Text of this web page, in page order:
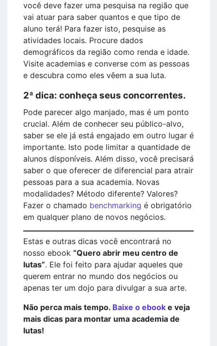
você deve fazer uma pesquisa na região que
vai atuar para saber quantos e que tipo de
aluno terá! Para fazer isto, pesquise as
atividades locais. Procure dados
demográficos da região como renda e idade.
Visite academias e converse com as pessoas
e descubra como eles vêem a sua luta.
2ª dica: conheça seus concorrentes.
Pode parecer algo manjado, mas é um ponto
crucial. Além de conhecer seu público-alvo,
saber se ele já está engajado em outro lugar é
importante. Isto pode limitar a quantidade de
alunos disponíveis. Além disso, você precisará
saber o que oferecer de diferencial para atrair
pessoas para a sua academia. Novas
modalidades? Método diferente? Valores?
Fazer o chamado benchmarking é obrigatório
em qualquer plano de novos negócios.
Estas e outras dicas você encontrará no
nosso ebook “Quero abrir meu centro de
lutas”. Ele foi feito para ajudar aqueles que
querem entrar no mundo dos negócios ou
apenas ter um dojo para divulgar a sua arte.
Não perca mais tempo. Baixe o ebook e veja
mais dicas para montar uma academia de
lutas!